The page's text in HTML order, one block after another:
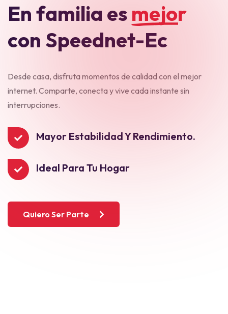
En familia es mejor
con Speednet-Ec
Desde casa, disfruta momentos de calidad con el mejor
internet. Comparte, conecta y vive cada instante sin
interrupciones.
Mayor Estabilidad Y Rendimiento.
Ideal Para Tu Hogar
Quiero Ser Parte